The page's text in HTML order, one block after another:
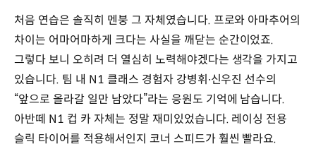
처음 연습은 솔직히 멘붕 그 자체였습니다. 프로와 아마추어의
차이는 어마어마하게 크다는 사실을 깨닫는 순간이었죠.
그렇다 보니 오히려 더 열심히 노력해야겠다는 생각을 가지고
있습니다. 팀 내 N1 클래스 경험자 강병휘∙신우진 선수의
“앞으로 올라갈 일만 남았다”라는 응원도 기억에 남습니다.
아반떼 N1 컵 카 자체는 정말 재미있었습니다. 레이싱 전용
슬릭 타이어를 적용해서인지 코너 스피드가 훨씬 빨라요.